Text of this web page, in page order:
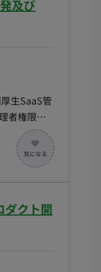
及び
生SaaS管
者権限を
■稼働
ークスタ
ダクト開